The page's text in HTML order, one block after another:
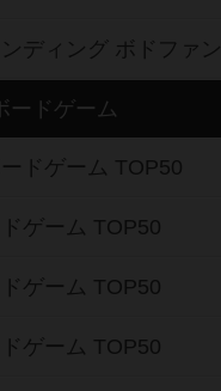
ディング ボドファン
ードゲーム
ドゲーム TOP50
ドゲーム TOP50
ゲーム TOP50
ゲーム TOP50